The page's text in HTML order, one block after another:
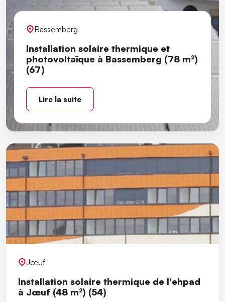
Bassemberg
Installation solaire thermique et
photovoltaïque à Bassemberg (78 m²)
(67)
Lire la suite
Jœuf
Installation solaire thermique de l'ehpad
à Jœuf (48 m²) (54)